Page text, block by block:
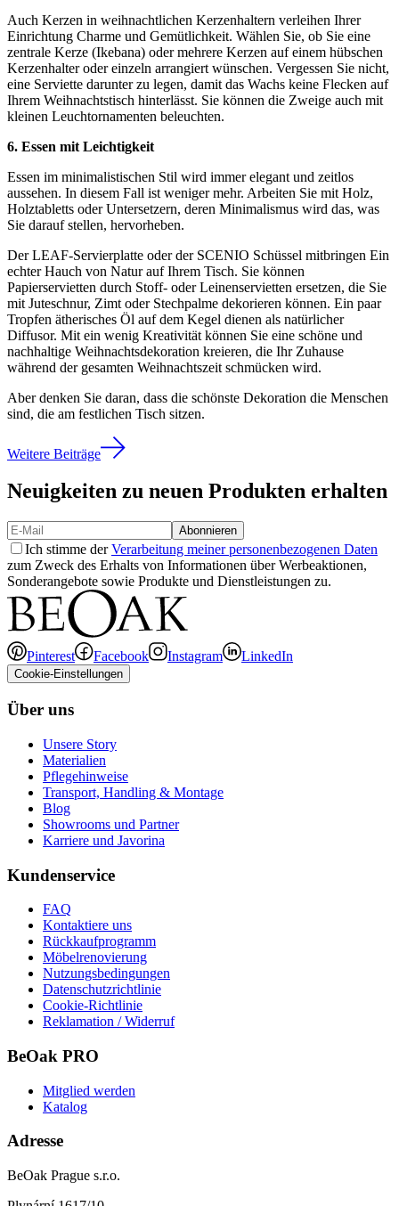
Auch Kerzen in weihnachtlichen Kerzenhaltern verleihen Ihrer
Einrichtung Charme und Gemütlichkeit. Wählen Sie, ob Sie eine
zentrale Kerze (Ikebana) oder mehrere Kerzen auf einem hübschen
Kerzenhalter oder einzeln arrangiert wünschen. Vergessen Sie nicht,
eine Serviette darunter zu legen, damit das Wachs keine Flecken auf
Ihrem Weihnachtstisch hinterlässt. Sie können die Zweige auch mit
kleinen Leuchtornamenten beleuchten.
6. Essen mit Leichtigkeit
Essen im minimalistischen Stil wird immer elegant und zeitlos
aussehen. In diesem Fall ist weniger mehr. Arbeiten Sie mit Holz,
Holztabletts oder Untersetzern, deren Minimalismus wird das, was
Sie darauf stellen, hervorheben.
Der LEAF-Servierplatte oder der SCENIO Schüssel mitbringen Ein
echter Hauch von Natur auf Ihrem Tisch. Sie können
Papierservietten durch Stoff- oder Leinenservietten ersetzen, die Sie
mit Juteschnur, Zimt oder Stechpalme dekorieren können. Ein paar
Tropfen ätherisches Öl auf dem Kegel dienen als natürlicher
Diffusor. Mit ein wenig Kreativität können Sie eine schöne und
nachhaltige Weihnachtsdekoration kreieren, die Ihr Zuhause
während der gesamten Weihnachtszeit schmücken wird.
Aber denken Sie daran, dass die schönste Dekoration die Menschen
sind, die am festlichen Tisch sitzen.
Weitere Beiträge
Neuigkeiten zu neuen Produkten erhalten
Abonnieren
Ich stimme derVerarbeitung meiner personenbezogenen Daten
zum Zweck des Erhalts von Informationen über Werbeaktionen,
Sonderangebote sowie Produkte und Dienstleistungen zu.
Pinterest Facebook Instagram LinkedIn
Cookie-Einstellungen
Über uns
Unsere Story
Materialien
Pflegehinweise
Transport, Handling & Montage
Blog
Showrooms und Partner
Karriere und Javorina
Kundenservice
FAQ
Kontaktiere uns
Rückkaufprogramm
Möbelrenovierung
Nutzungsbedingungen
Datenschutzrichtlinie
Cookie-Richtlinie
Reklamation / Widerruf
BeOak PRO
Mitglied werden
Katalog
Adresse
BeOak Prague s.r.o.